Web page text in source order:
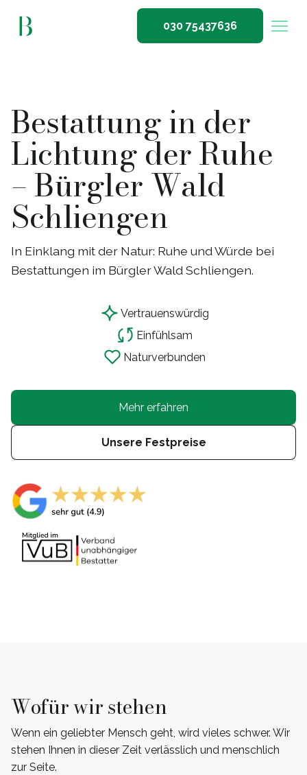
030 75437636
Bestattung in der
Lichtung der Ruhe
– Bürgler Wald
Schliengen
In Einklang mit der Natur: Ruhe und Würde bei
Bestattungen im Bürgler Wald Schliengen.
Vertrauenswürdig
Einfühlsam
Naturverbunden
Mehr erfahren
Unsere Festpreise
Wofür wir stehen
Wenn ein geliebter Mensch geht, wird vieles schwer. Wir
stehen Ihnen in dieser Zeit verlässlich und menschlich
zur Seite.